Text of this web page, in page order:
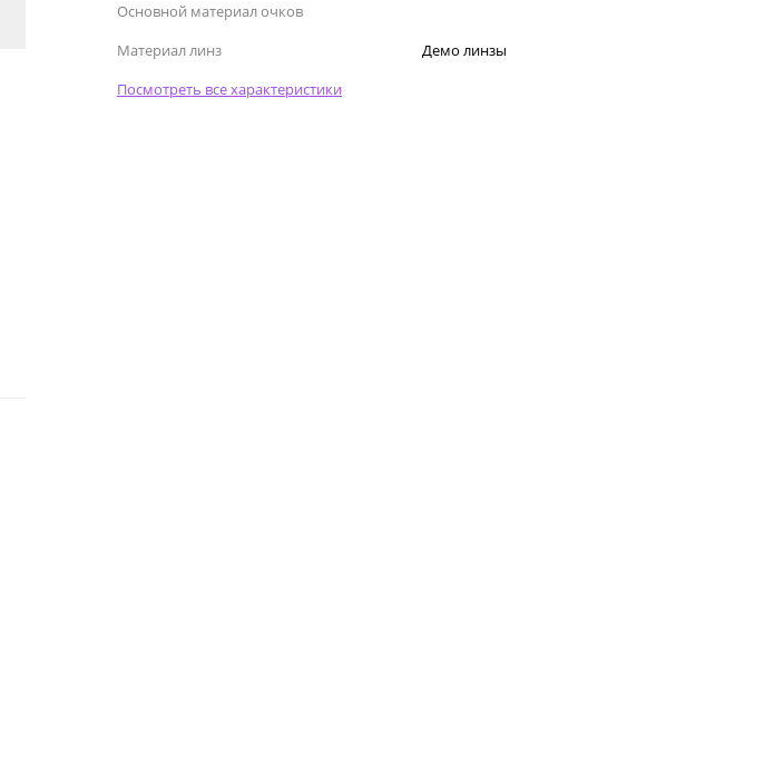
Основной материал очков
Материал линз
Демо линзы
Посмотреть все характеристики